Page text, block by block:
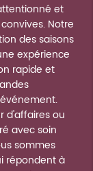
et
Notre
des saisons
expérience
rapide et
d'affaires ou
avec soin
sommes
répondent à